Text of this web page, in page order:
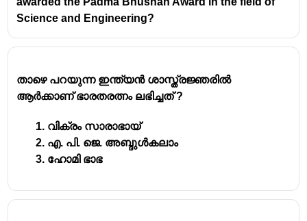
Science and Engineering?
താഴെ പറയുന്ന ഇന്ത്യൻ ശാസ്ത്രജ്ഞരിൽ
ആർക്കാണ് ഭാരതരത്നം ലഭിച്ചത് ?
വിക്രം സാരാഭായ്
എ. പി. ജെ. അബ്ദുൾകലാം
ഹോമി ഭാഭ